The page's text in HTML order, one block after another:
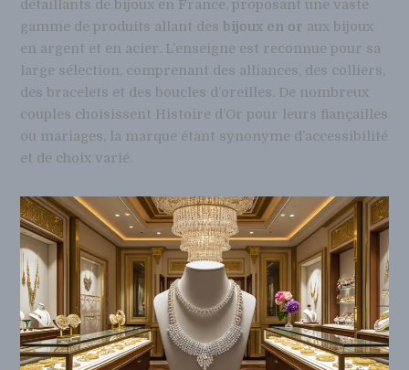
détaillants de bijoux en France, proposant une vaste
gamme de produits allant desbijoux en or aux bijoux
en argent et en acier. L’enseigne est reconnue pour sa
large sélection, comprenant des alliances, des colliers,
des bracelets et des boucles d’oreilles. De nombreux
couples choisissent Histoire d’Or pour leurs fiançailles
ou mariages, la marque étant synonyme d’accessibilité
et de choix varié.